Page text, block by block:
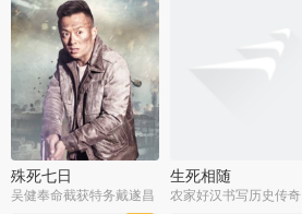
殊死七日
吴健奉命截获特务戴遂昌
生死相随
农家好汉书写历史传奇